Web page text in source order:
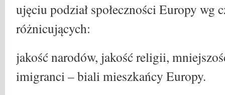
ujęciu podział społeczności Europy
różnicujących:
jakość narodów, jakość religii,
imigranci – biali mieszkańcy Europy.